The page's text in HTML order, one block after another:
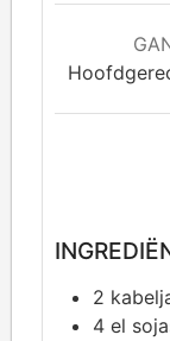
2
4 el